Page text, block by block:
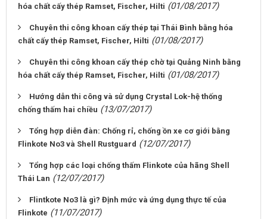
hóa chất cấy thép Ramset, Fischer, Hilti (01/08/2017)
Chuyên thi công khoan cấy thép tại Thái Bình bằng hóa
chất cấy thép Ramset, Fischer, Hilti (01/08/2017)
Chuyên thi công khoan cấy thép chờ tại Quảng Ninh bằng
hóa chất cấy thép Ramset, Fischer, Hilti (01/08/2017)
Hướng dẫn thi công và sử dụng Crystal Lok-hệ thống
chống thấm hai chiều (13/07/2017)
Tổng hợp diễn đàn: Chống rỉ, chống ồn xe cơ giới bằng
Flinkote No3 và Shell Rustguard (12/07/2017)
Tổng hợp các loại chống thấm Flinkote của hãng Shell
Thái Lan (12/07/2017)
Flintkote No3 là gì? Định mức và ứng dụng thực tế của
Flinkote (11/07/2017)